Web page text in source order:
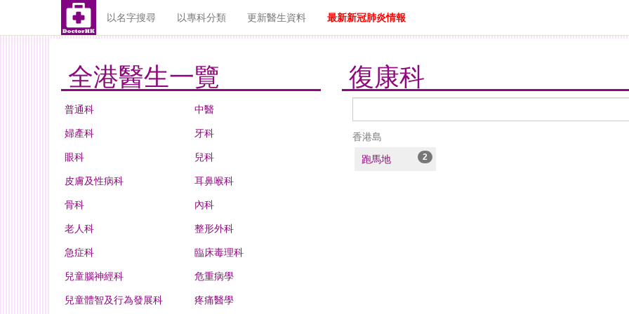
以名字搜尋 以專科分類 更新醫生資料 最新新冠肺炎情報
全港醫生一覽
普通科 中醫
婦產科 牙科
眼科 兒科
皮膚及性病科 耳鼻喉科
骨科 內科
老人科 整形外科
急症科 臨床毒理科
兒童腦神經科 危重病學
兒童體智及行為發展科 疼痛醫學
復康科
生
搜
香港島
跑馬地
2